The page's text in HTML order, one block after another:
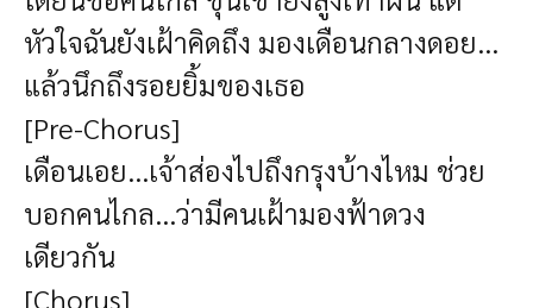
หัวใจฉันยังเฝ้าคิดถึง มองเดือนกลางดอย...
แล้วนึกถึงรอยยิ้มของเธอ
[Pre-Chorus]
เดือนเอย...เจ้าส่องไปถึงกรุงบ้างไหม ช่วย
บอกคนไกล...ว่ามีคนเฝ้ามองฟ้าดวง
เดียวกัน
[Chorus]